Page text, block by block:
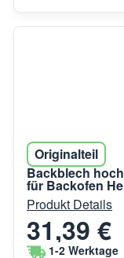
Originalteil
Backblech
für Backofen
Produkt Details
31,39 €
1-2 Werktage